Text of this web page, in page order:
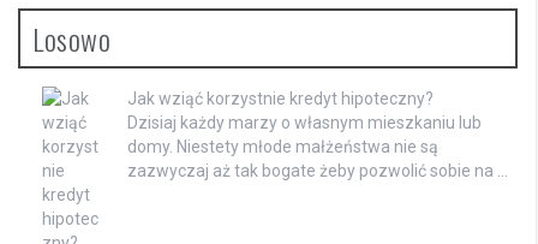
Losowo
Jak wziąć korzystnie kredyt hipoteczny?
Dzisiaj każdy marzy o własnym mieszkaniu lub
domy. Niestety młode małżeństwa nie są
zazwyczaj aż tak bogate żeby pozwolić sobie na …